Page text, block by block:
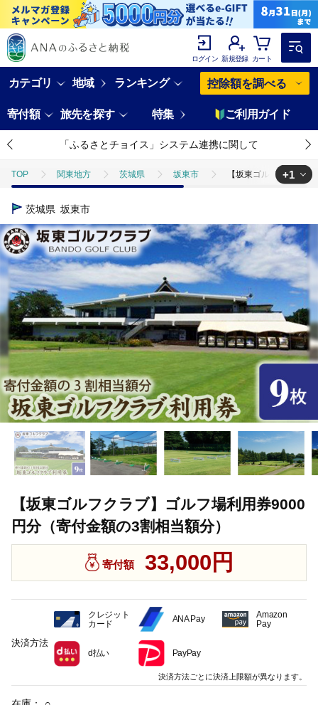
ログイン 新規登録 カート
カテゴリ 地域 ランキング 控除額を調べる
寄付額 旅先を探す 特集 ご利用ガイド
「ふるさとチョイス」システム連携に関して
TOP 関東地方 茨城県 坂東市 【坂東ゴルフクラブ
TOP
+1
茨城県 坂東市
【坂東ゴルフクラブ】ゴルフ場利用券9000
円分（寄付金額の3割相当額分）
寄付額 33,000円
決済方法
クレジット
カード
ANA Pay
Amazon
Pay
d払い PayPay
決済方法ごとに決済上限額が異なります。